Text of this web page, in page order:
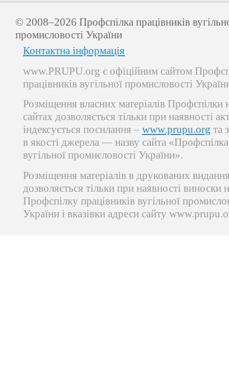
© 2008–2026 Профспілка працівників
промисловості України
Контактна інформація
www.PRUPU.org є офіційним сайтом
працівників вугільної промисловості
Розміщення власних матеріалів Профспілки
сайтах дозволяється тільки при наявності
індексується посилання – www.prupu.org та
в якості джерела — назву сайта «Профспілка
вугільної промисловості України».
Розміщення матеріалів в друкованих
дозволяється тільки при наявності виноски
Профспілку працівників вугільної
України і вказівки адреси сайту